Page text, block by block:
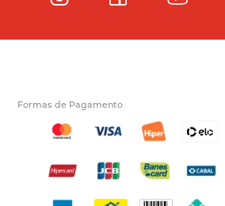
Formas de Pagamento